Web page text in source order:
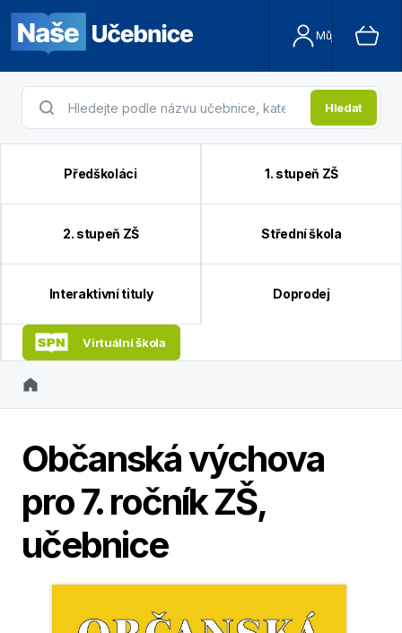
Můj účet
Hledat
Předškoláci 1. stupeň ZŠ
2. stupeň ZŠ Střední škola
Interaktivní tituly Doprodej
Virtuální škola
Občanská výchova
pro 7. ročník ZŠ,
učebnice